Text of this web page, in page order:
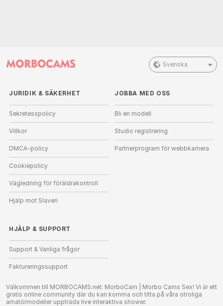
Svenska
JURIDIK & SÄKERHET
Sekretesspolicy
Villkor
DMCA-policy
Cookiepolicy
Vägledning för föräldrakontroll
Hjälp mot Slaveri
JOBBA MED OSS
Bli en modell
Studio registrering
Partnerprogram för webbkamera
HJÄLP & SUPPORT
Support & Vanliga frågor
Faktureringssupport
Välkommen till MORBOCAMS.net: MorboCam | Morbo Cams Sex! Vi är ett
gratis online community där du kan komma och titta på våra otroliga
amatörmodeller uppträda live interaktiva shower.